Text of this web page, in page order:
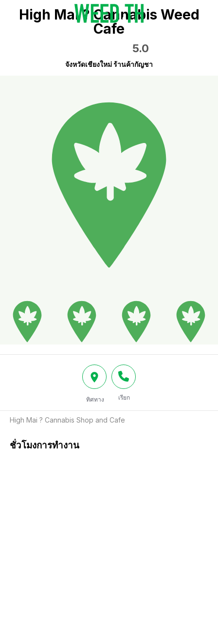
High Mai ? Cannabis Weed
Cafe
5.0
จังหวัดเชียงใหม่ ร้านค้ากัญชา
ทิศทาง เรียก
High Mai ? Cannabis Shop and Cafe
ชั่วโมงการทำงาน